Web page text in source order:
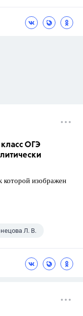
ОГЭ
которой изображен
Л. В.